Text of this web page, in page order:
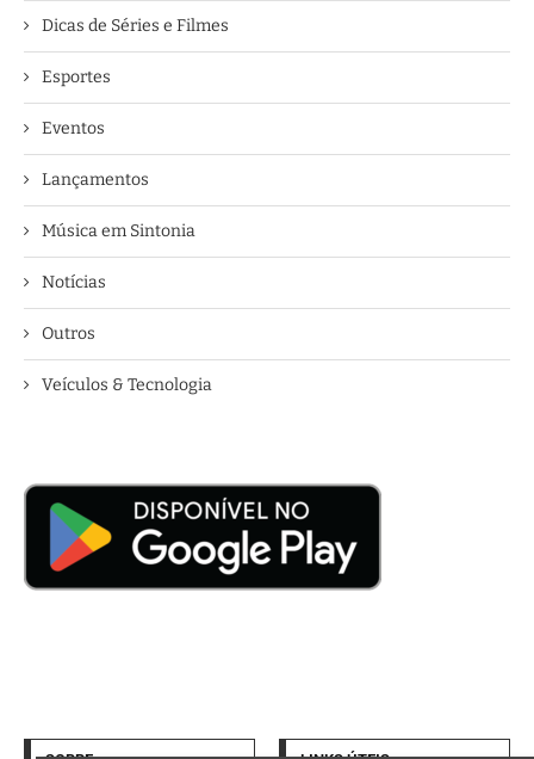
Dicas de Séries e Filmes
Esportes
Eventos
Lançamentos
Música em Sintonia
Notícias
Outros
Veículos & Tecnologia